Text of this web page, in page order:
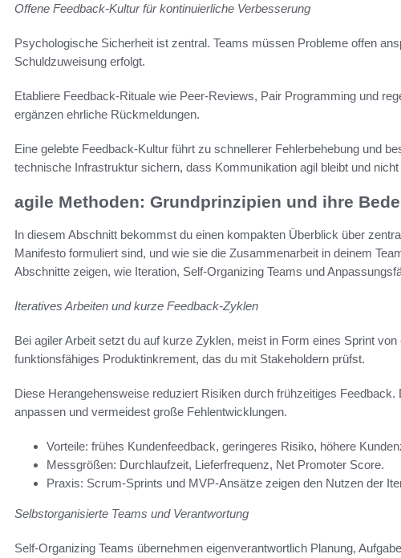
Offene Feedback-Kultur für kontinuierliche Verbesserung
Psychologische Sicherheit ist zentral. Teams müssen Probleme offen
Schuldzuweisung erfolgt.
Etabliere Feedback-Rituale wie Peer-Reviews, Pair Programming und
ergänzen ehrliche Rückmeldungen.
Eine gelebte Feedback-Kultur führt zu schnellerer Fehlerbehebung und
technische Infrastruktur sichern, dass Kommunikation agil bleibt und
agile Methoden: Grundprinzipien und ihre
In diesem Abschnitt bekommst du einen kompakten Überblick über
Manifesto formuliert sind, und wie sie die Zusammenarbeit in deinem
Abschnitte zeigen, wie Iteration, Self-Organizing Teams und
Iteratives Arbeiten und kurze Feedback-Zyklen
Bei agiler Arbeit setzt du auf kurze Zyklen, meist in Form eines Sprint
funktionsfähiges Produktinkrement, das du mit Stakeholdern prüfst.
Diese Herangehensweise reduziert Risiken durch frühzeitiges
anpassen und vermeidest große Fehlentwicklungen.
Vorteile: frühes Kundenfeedback, geringeres Risiko, höhere
Messgrößen: Durchlaufzeit, Lieferfrequenz, Net Promoter Score.
Praxis: Scrum‑Sprints und MVP‑Ansätze zeigen den Nutzen der
Selbstorganisierte Teams und Verantwortung
Self-Organizing Teams übernehmen eigenverantwortlich Planung,